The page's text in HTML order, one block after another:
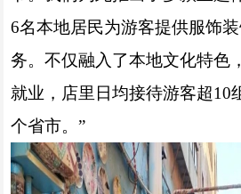
6名本地居民为游客提供服饰
务。不仅融入了本地文化特色
就业，店里日均接待游客超10
个省市。”